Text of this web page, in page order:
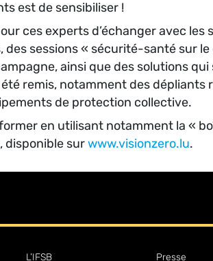
est de sensibiliser !
ces experts d’échanger avec
sessions « sécurité-santé sur
ainsi que des solutions
remis, notamment des dépliants
de protection collective.
en utilisant notamment la «
disponible sur www.visionzero.lu.
L’IFSB Presse